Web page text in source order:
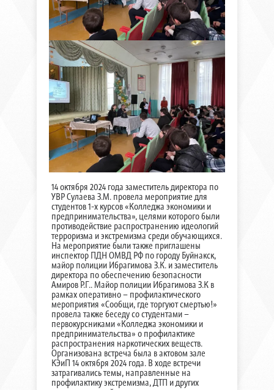
14 октября 2024 года заместитель директора по
УВР Сулаева З.М. провела мероприятие для
студентов 1-х курсов «Колледжа экономики и
предпринимательства», целями которого были
противодействие распространению идеологий
терроризма и экстремизма среди обучающихся.
На мероприятие были также приглашены
инспектор ПДН ОМВД РФ по городу Буйнакск,
майор полиции Ибрагимова З.К. и заместитель
директора по обеспечению безопасности
Амиров Р.Г.. Майор полиции Ибрагимова З.К в
рамках оперативно – профилактического
мероприятия «Сообщи, где торгуют смертью!»
провела также беседу со студентами –
первокурсниками «Колледжа экономики и
предпринимательства» о профилактике
распространения наркотических веществ.
Организована встреча была в актовом зале
КЭиП 14 октября 2024 года. В ходе встречи
затрагивались темы, направленные на
профилактику экстремизма, ДТП и других